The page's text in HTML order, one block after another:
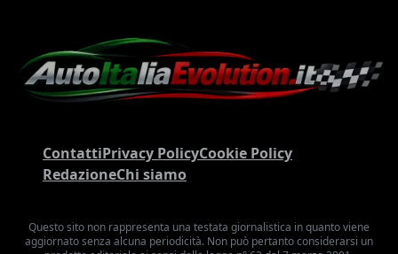
ContattiPrivacy PolicyCookie Policy
RedazioneChi siamo
Questo sito non rappresenta una testata giornalistica in quanto viene
aggiornato senza alcuna periodicità. Non può pertanto considerarsi un